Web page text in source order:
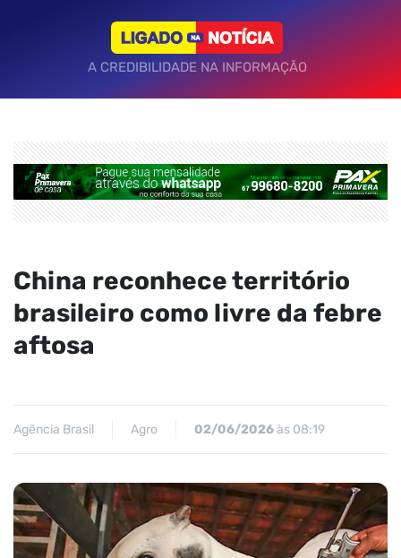
A CREDIBILIDADE NA INFORMAÇÃO
China reconhece território
brasileiro como livre da febre
aftosa
Agência Brasil Agro 02/06/2026às 08:19